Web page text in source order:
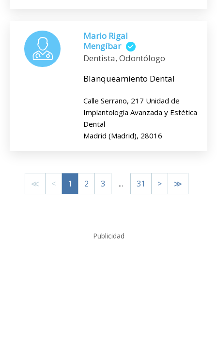
Mario Rigal
Mengíbar
Dentista, Odontólogo
Blanqueamiento Dental
Calle Serrano, 217 Unidad de
Implantología Avanzada y Estética
Dental
Madrid (Madrid), 28016
≪ < 1 2 3 ... 31 > ≫
Publicidad